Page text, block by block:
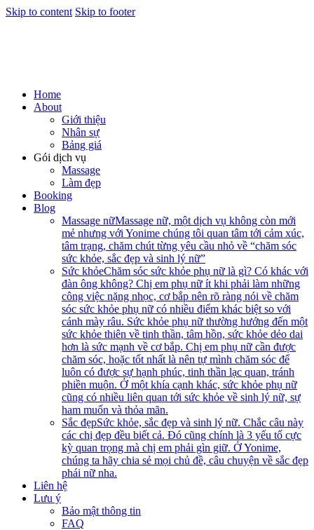
Skip to content Skip to footer
Home
About
Giới thiệu
Nhân sự
Bảng giá
Gói dịch vụ
Massage
Làm đẹp
Booking
Blog
Massage nữMassage nữ, một dịch vụ không còn mới
mẻ nhưng với Yonime chúng tôi quan tâm tới cảm xúc,
tâm trạng, chăm chút từng yêu cầu nhỏ về “chăm sóc
sức khỏe, sắc đẹp và sinh lý nữ”
Sức khỏeChăm sóc sức khỏe phụ nữ là gì? Có khác với
đàn ông không? Chị em phụ nữ ít khi phải làm những
công việc nặng nhọc, cơ bắp nên rõ ràng nói về chăm
sóc sức khỏe phụ nữ có nhiều điểm khác biệt so với
cánh mày râu. Sức khỏe phụ nữ thường hướng đến một
sức khỏe thiên về tinh thần, tâm hồn, sức khỏe dẻo dai
hơn là sức mạnh về cơ bắp. Chị em phụ nữ cần được
chăm sóc, hoặc tốt nhất là nên tự mình chăm sóc để
luôn có được sự hạnh phúc, tinh thần lạc quan, tránh
phiền muộn. Ở một khía cạnh khác, sức khỏe phụ nữ
cũng có nhiều liên quan tới sức khỏe về sinh lý nữ, sự
ham muốn và thỏa mãn.
Sắc đẹpSức khỏe, sắc đẹp và sinh lý nữ. Chắc câu này
các chị đẹp đều biết cả. Đó cũng chính là 3 yếu tố cực
kỳ quan trọng mà chị em phải gìn giữ. Ở Yonime,
chúng ta hãy chia sẻ mọi chủ đề, câu chuyện về sắc đẹp
phái nữ nha.
Liên hệ
Lưu ý
Bảo mật thông tin
FAQ